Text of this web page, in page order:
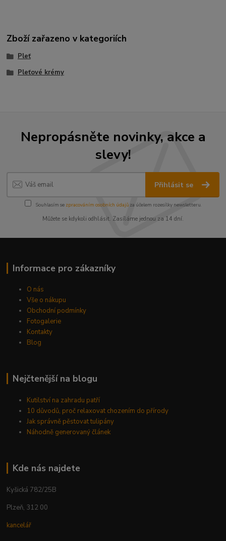
Zboží zařazeno v kategoriích
Pleť
Pleťové krémy
Nepropásněte novinky, akce a
slevy!
Přihlásit se
Souhlasím se zpracováním osobních údajůza účelem rozesílky newsletteru.
Můžete se kdykoli odhlásit. Zasíláme jednou za 14 dní.
Informace pro zákazníky
O nás
Vše o nákupu
Obchodní podmínky
Fotogalerie
Kontakty
Blog
Nejčtenější na blogu
Kutilství na zahradu patří
10 důvodů, proč relaxovat chozením do přírody
Jak správně pěstovat tulipány
Náhodně generovaný článek
Kde nás najdete
Kyšická 782/25B
Plzeň, 312 00
kancelář